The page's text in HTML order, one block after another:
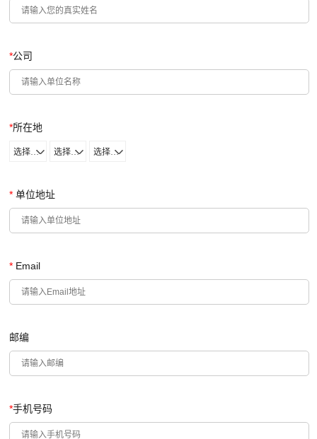
*公司
*所在地
选择省份 选择城市 选择区域
* 单位地址
* Email
邮编
*手机号码